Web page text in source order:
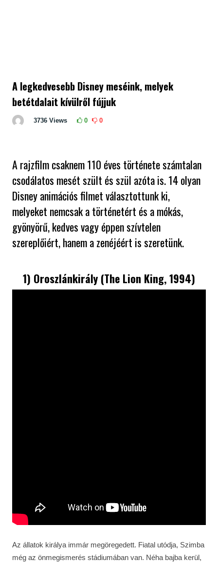
A legkedvesebb Disney meséink, melyek
betétdalait kívülről fújjuk
3736 Views 0 0
A rajzfilm csaknem 110 éves története számtalan
csodálatos mesét szült és szül azóta is. 14 olyan
Disney animációs filmet választottunk ki,
melyeket nemcsak a történetért és a mókás,
gyönyörű, kedves vagy éppen szívtelen
szereplőiért, hanem a zenéjéért is szeretünk.
1) Oroszlánkirály (The Lion King, 1994)
Az állatok királya immár megöregedett. Fiatal utódja, Szimba
még az önmegismerés stádiumában van. Néha bajba kerül,